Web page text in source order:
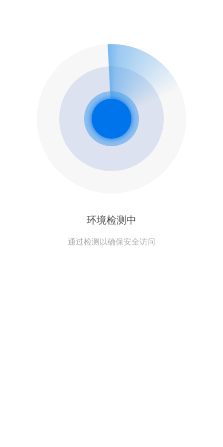
环境检测中
通过检测以确保安全访问